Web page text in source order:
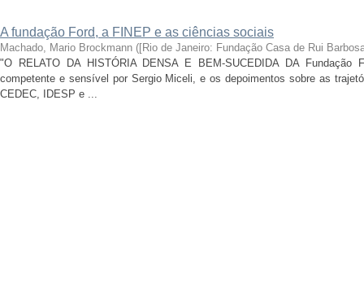
A fundação Ford, a FINEP e as ciências sociais
Machado, Mario Brockmann ([Rio de Janeiro: Fundação Casa de Rui
"O RELATO DA HISTÓRIA DENSA E BEM-SUCEDIDA DA Fundação
competente e sensível por Sergio Miceli, e os depoimentos sobre as
CEDEC, IDESP e ...